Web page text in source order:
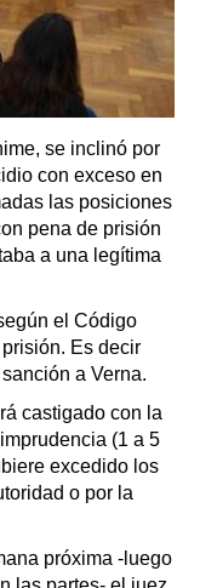
se inclinó por
con exceso en
las posiciones
pena de prisión
a una legítima
el Código
Es decir
a Verna.
castigado con la
(1 a 5
excedido los
o por la
próxima -luego